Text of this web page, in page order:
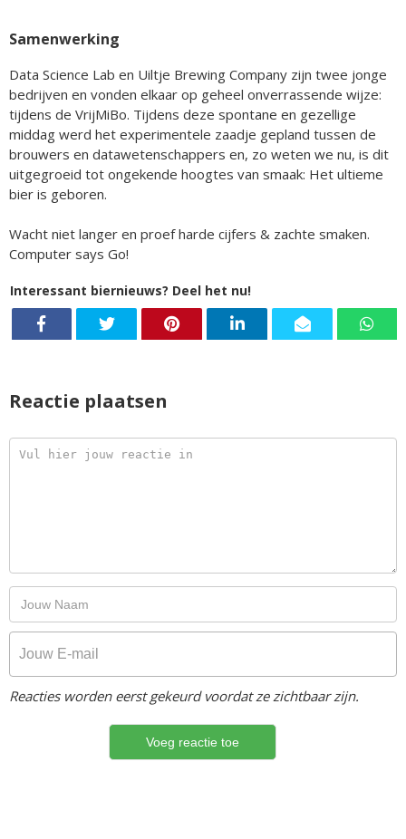
Samenwerking
Data Science Lab en Uiltje Brewing Company zijn twee jonge
bedrijven en vonden elkaar op geheel onverrassende wijze:
tijdens de VrijMiBo. Tijdens deze spontane en gezellige
middag werd het experimentele zaadje gepland tussen de
brouwers en datawetenschappers en, zo weten we nu, is dit
uitgegroeid tot ongekende hoogtes van smaak: Het ultieme
bier is geboren.
Wacht niet langer en proef harde cijfers & zachte smaken.
Computer says Go!
Interessant biernieuws? Deel het nu!
Reactie plaatsen
Reacties worden eerst gekeurd voordat ze zichtbaar zijn.